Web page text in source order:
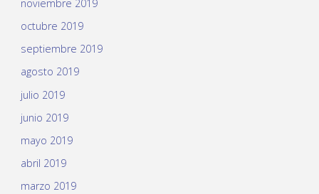
noviembre 2019
octubre 2019
septiembre 2019
agosto 2019
julio 2019
junio 2019
mayo 2019
abril 2019
marzo 2019